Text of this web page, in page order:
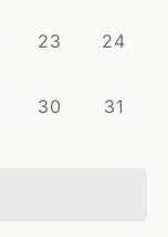
0
23
0
24
0
30
0
31